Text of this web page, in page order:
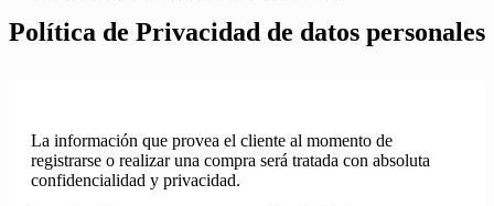
Política de Privacidad de datos personales
La información que provea el cliente al momento de
registrarse o realizar una compra será tratada con absoluta
confidencialidad y privacidad.